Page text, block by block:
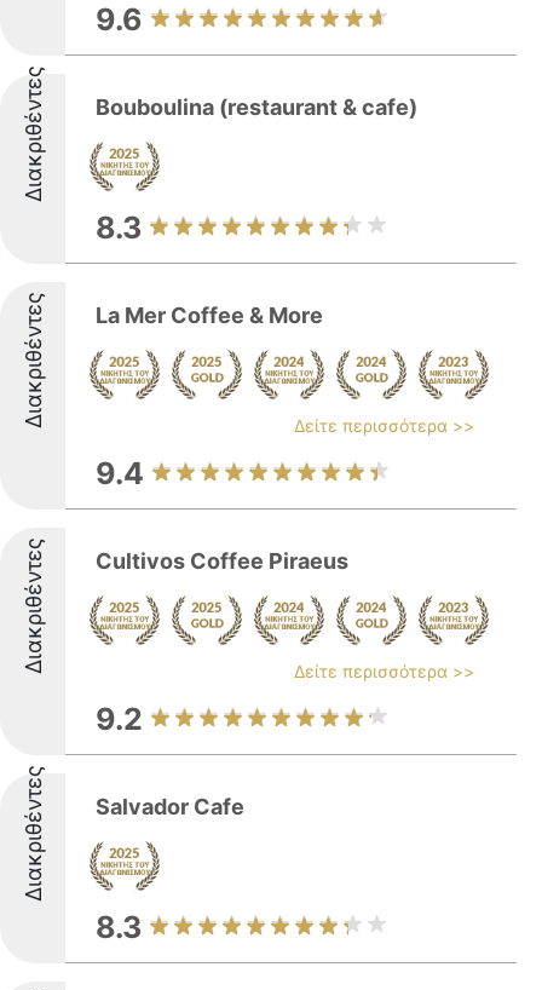
9.6
Διακριθέντες Bouboulina (restaurant & cafe)
8.3
Διακριθέντες La Mer Coffee & More
Δείτε περισσότερα >>
9.4
Διακριθέντες Cultivos Coffee Piraeus
Δείτε περισσότερα >>
9.2
Διακριθέντες Salvador Cafe
8.3